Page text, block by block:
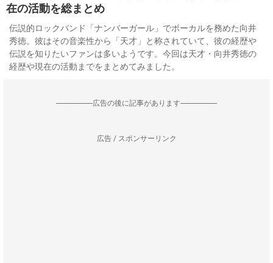
在の活動を総まとめ
伝説的ロックバンド「ナンバーガール」でボーカルを務めた向井
秀徳。彼はその音楽性から「天才」と称されていて、彼の経歴や
伝説を知りたいファンは多いようです。今回は天才・向井秀徳の
経歴や現在の活動までをまとめてみました。
--------------------広告の後に記事があります--------------------
広告 / スポンサーリンク